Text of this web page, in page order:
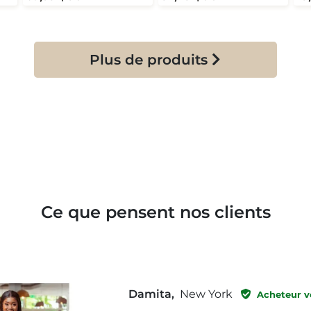
Plus de produits
Ce que pensent nos clients
Damita, New York Acheteur